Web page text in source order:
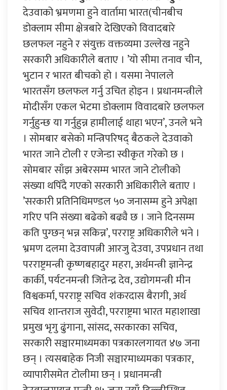
देउवाको भ्रमणमा हुने वार्तामा भारत(चीनबीच
डोक्लाम सीमा क्षेत्रबारे देखिएको विवादबारे
छलफल नहुने र संयुक्त वक्तव्यमा उल्लेख नहुने
सरकारी अधिकारीले बताए । ’यो सीमा तनाव चीन,
भुटान र भारत बीचको हो । यसमा नेपालले
भारतसँग छलफल गर्नु उचित होइन । प्रधानमन्त्रीले
मोदीसँग एकल भेटमा डोक्लाम विवादबारे छलफल
गर्नुहुन्छ या गर्नुहुन्न हामीलाई थाहा भएन’, उनले भने
। सोमबार बसेको मन्त्रिपरिषद् बैठकले देउवाको
भारत जाने टोली र एजेन्डा स्वीकृत गरेको छ ।
सोमबार साँझ अबेरसम्म भारत जाने टोलीको
संख्या थपिँदै गएको सरकारी अधिकारीले बताए ।
’सरकारी प्रतिनिधिमण्डल ५० जनासम्म हुने अपेक्षा
गरिए पनि संख्या बढेको बढ्यै छ । जाने दिनसम्म
कति पुग्छन् भन्न सकिन्न’, परराष्ट्र अधिकारीले भने ।
भ्रमण दलमा देउवापत्नी आरजु देउवा, उपप्रधान तथा
परराष्ट्रमन्त्री कृष्णबहादुर महरा, अर्थमन्त्री ज्ञानेन्द्र
कार्की, पर्यटनमन्त्री जितेन्द्र देव, उद्योगमन्त्री मीन
विश्वकर्मा, परराष्ट्र सचिव शंकरदास बैरागी, अर्थ
सचिव शान्तराज सुवेदी, परराष्ट्रमा भारत महाशाखा
प्रमुख भृगु ढुंगाना, सांसद, सरकारका सचिव,
सरकारी सञ्चारमाध्यमका पत्रकारलगायत ४७ जना
छन् । त्यसबाहेक निजी सञ्चारमाध्यमका पत्रकार,
व्यापारीसमेत टोलीमा छन् । प्रधानमन्त्री